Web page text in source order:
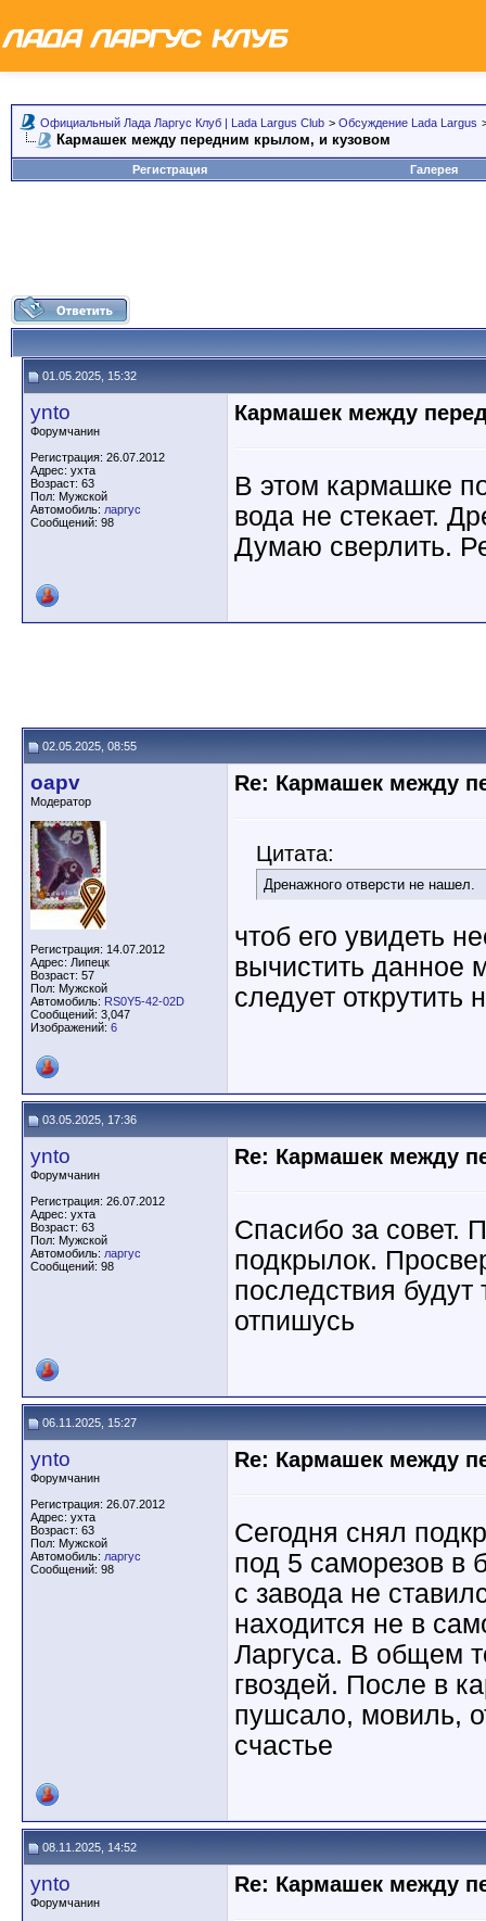
Официальный Лада Ларгус Клуб | Lada Largus Club > Обсуждение Lada Largus
Кармашек между передним крылом, и кузовом
Регистрация Галерея
01.05.2025, 15:32
ynto
Форумчанин
Регистрация: 26.07.2012
Адрес: ухта
Возраст: 63
Пол: Мужской
Автомобиль: ларгус
Сообщений: 98
Кармашек между
В этом кармашке
вода не стекает.
Думаю сверлить.
02.05.2025, 08:55
oapv
Модератор
Регистрация: 14.07.2012
Адрес: Липецк
Возраст: 57
Пол: Мужской
Автомобиль: RS0Y5-42-02D
Сообщений: 3,047
Изображений: 6
Re: Кармашек между
Цитата:
Дренажного отверсти не нашел.
чтоб его увидеть
вычистить данное
следует
03.05.2025, 17:36
ynto
Форумчанин
Регистрация: 26.07.2012
Адрес: ухта
Возраст: 63
Пол: Мужской
Автомобиль: ларгус
Сообщений: 98
Re: Кармашек между
Спасибо за совет.
подкрылок.
последствия
отпишусь
06.11.2025, 15:27
ynto
Форумчанин
Регистрация: 26.07.2012
Адрес: ухта
Возраст: 63
Пол: Мужской
Автомобиль: ларгус
Сообщений: 98
Re: Кармашек между
Сегодня снял
под 5 саморезов в
с завода не
находится не в
Ларгуса. В общем
гвоздей. После в
пушсало, мовиль,
счастье
08.11.2025, 14:52
ynto
Форумчанин
Re: Кармашек между